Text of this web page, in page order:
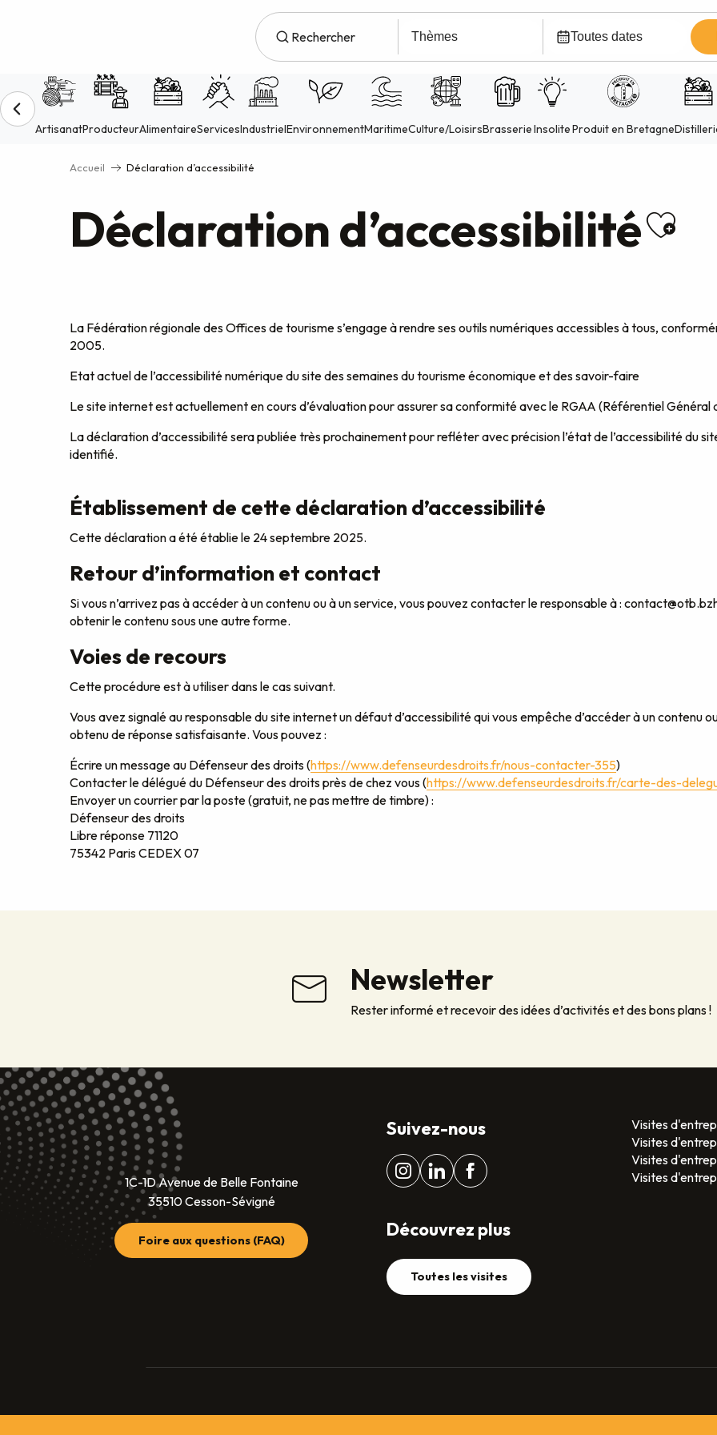
Accueil Déclaration d’accessibilité
Déclaration d’accessibilité
La Fédération régionale des Offices de tourisme s’engage à rendre ses outils numériques accessibles à tous,
2005.
Etat actuel de l’accessibilité numérique du site des semaines du tourisme économique et des savoir-faire
Le site internet est actuellement en cours d’évaluation pour assurer sa conformité avec le RGAA (Référentiel Général
La déclaration d’accessibilité sera publiée très prochainement pour refléter avec précision l’état de l’accessibilité du
identifié.
Établissement de cette déclaration d’accessibilité
Cette déclaration a été établie le 24 septembre 2025.
Retour d’information et contact
Si vous n’arrivez pas à accéder à un contenu ou à un service, vous pouvez contacter le responsable à :
obtenir le contenu sous une autre forme.
Voies de recours
Cette procédure est à utiliser dans le cas suivant.
Vous avez signalé au responsable du site internet un défaut d’accessibilité qui vous empêche d’accéder à un contenu
obtenu de réponse satisfaisante. Vous pouvez :
Écrire un message au Défenseur des droits (https://www.defenseurdesdroits.fr/nous-contacter-355)
Contacter le délégué du Défenseur des droits près de chez vous (https://www.defenseurdesdroits.fr/carte-des-
Envoyer un courrier par la poste (gratuit, ne pas mettre de timbre) :
Défenseur des droits
Libre réponse 71120
75342 Paris CEDEX 07
Newsletter
Rester informé et recevoir des idées d’activités et des bons plans !
1C-1D Avenue de Belle Fontaine
35510 Cesson-Sévigné
Foire aux questions (FAQ)
Suivez-nous
Découvrez plus
Toutes les visites
Visites
Visites
Visites
Visites